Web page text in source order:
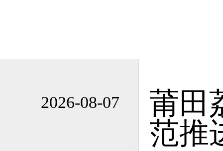
2026-08-07
莆田
范推